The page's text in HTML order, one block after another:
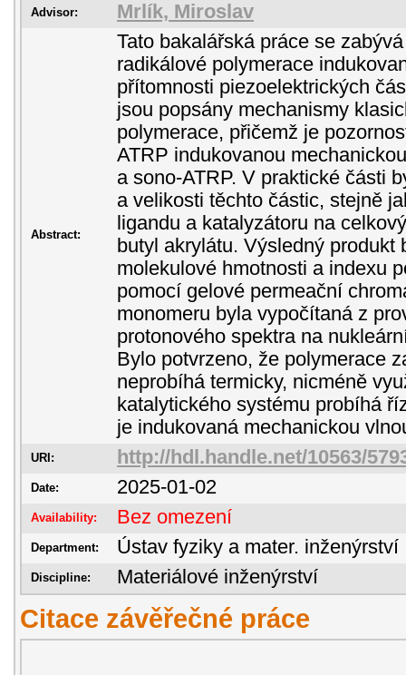
Advisor: Mrlík, Miroslav
Abstract:
Tato bakalářská práce se
radikálové polymerace
přítomnosti piezoelektrických
jsou popsány mechanismy
polymerace, přičemž je
ATRP indukovanou
a sono-ATRP. V praktické části
a velikosti těchto částic, stejně
ligandu a katalyzátoru na
butyl akrylátu. Výsledný produkt
molekulové hmotnosti a indexu
pomocí gelové permeační
monomeru byla vypočítaná z
protonového spektra na
Bylo potvrzeno, že polymerace
neprobíhá termicky, nicméně
katalytického systému probíhá
je indukovaná mechanickou
URI: http://hdl.handle.net/10563/
Date: 2025-01-02
Availability: Bez omezení
Department: Ústav fyziky a mater. inženýrství
Discipline: Materiálové inženýrství
Citace závěřečné práce